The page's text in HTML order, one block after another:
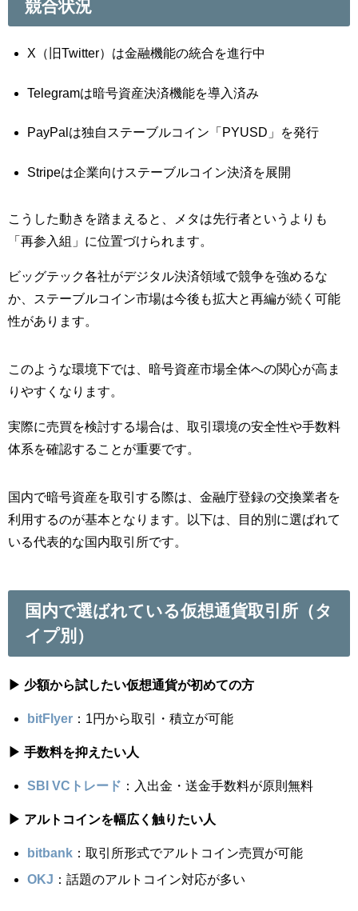
競合状況
X（旧Twitter）は金融機能の統合を進行中
Telegramは暗号資産決済機能を導入済み
PayPalは独自ステーブルコイン「PYUSD」を発行
Stripeは企業向けステーブルコイン決済を展開
こうした動きを踏まえると、メタは先行者というよりも
「再参入組」に位置づけられます。
ビッグテック各社がデジタル決済領域で競争を強めるな
か、ステーブルコイン市場は今後も拡大と再編が続く可能
性があります。
このような環境下では、暗号資産市場全体への関心が高ま
りやすくなります。
実際に売買を検討する場合は、取引環境の安全性や手数料
体系を確認することが重要です。
国内で暗号資産を取引する際は、金融庁登録の交換業者を
利用するのが基本となります。以下は、目的別に選ばれて
いる代表的な国内取引所です。
国内で選ばれている仮想通貨取引所（タ
イプ別）
▶ 少額から試したい仮想通貨が初めての方
bitFlyer ：1円から取引・積立が可能
▶ 手数料を抑えたい人
SBI VCトレード ：入出金・送金手数料が原則無料
▶ アルトコインを幅広く触りたい人
bitbank ：取引所形式でアルトコイン売買が可能
OKJ ：話題のアルトコイン対応が多い